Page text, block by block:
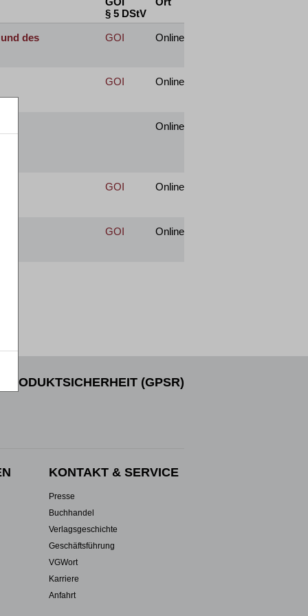
§ 5 DStV
des GOI Online
GOI Online
Online
GOI Online
GOI Online
PRODUKTSICHERHEIT (GPSR)
KONTAKT & SERVICE
Presse
Buchhandel
Verlagsgeschichte
Geschäftsführung
VGWort
Karriere
Anfahrt